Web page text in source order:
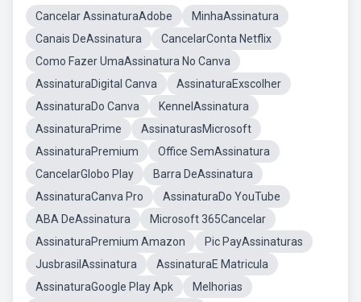
Cancelar AssinaturaAdobe
MinhaAssinatura
Canais DeAssinatura
CancelarConta Netflix
Como Fazer UmaAssinatura No Canva
AssinaturaDigital Canva
AssinaturaExscolher
AssinaturaDo Canva
KennelAssinatura
AssinaturaPrime
AssinaturasMicrosoft
AssinaturaPremium
Office SemAssinatura
CancelarGlobo Play
Barra DeAssinatura
AssinaturaCanva Pro
AssinaturaDo YouTube
ABA DeAssinatura
Microsoft 365Cancelar
AssinaturaPremium Amazon
Pic PayAssinaturas
JusbrasilAssinatura
AssinaturaE Matricula
AssinaturaGoogle Play Apk
Melhorias